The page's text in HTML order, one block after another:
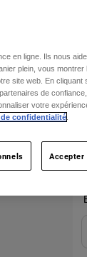
en ligne. Ils nous
plein, vous montrer
site web. En cliquant
de confiance,
votre
confidentialité
Accepter